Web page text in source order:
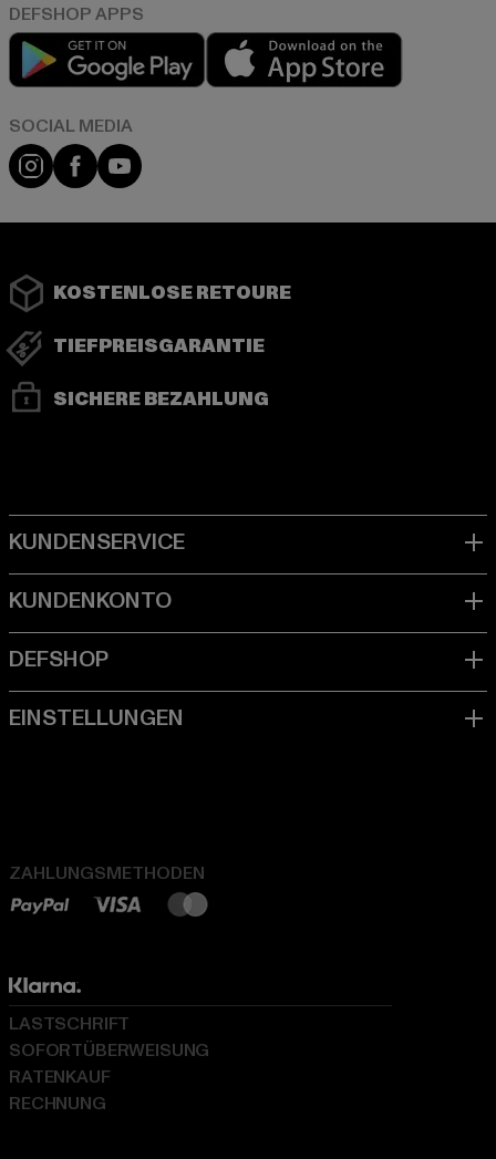
Play market
Instagram
FacebookYouTube
KOSTENLOSE RETOURE
TIEFPREISGARANTIE
SICHERE BEZAHLUNG
ZAHLUNGSMETHODEN
LASTSCHRIFT
SOFORTÜBERWEISUNG
RATENKAUF
RECHNUNG